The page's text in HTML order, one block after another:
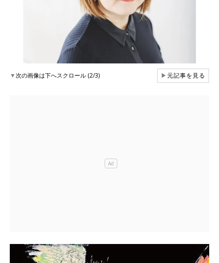
▼次の画像は下へスクロール (2/3) ▶元記事を見る